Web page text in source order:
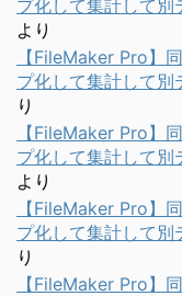
プ化して集計して
より
【FileMaker Pro】
プ化して集計して
り
【FileMaker Pro】
プ化して集計して
より
【FileMaker Pro】
プ化して集計して
り
【FileMaker Pro】